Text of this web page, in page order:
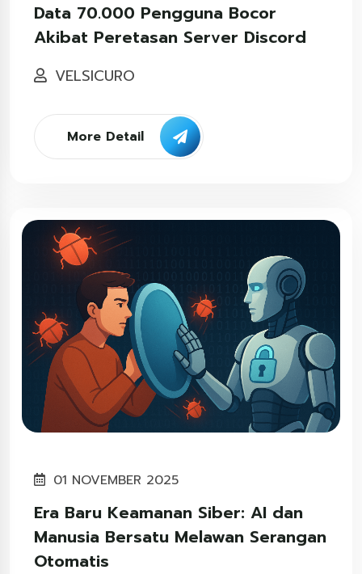
Data 70.000 Pengguna Bocor
Akibat Peretasan Server Discord
VELSICURO
More Detail
01 NOVEMBER 2025
Era Baru Keamanan Siber: AI dan
Manusia Bersatu Melawan Serangan
Otomatis